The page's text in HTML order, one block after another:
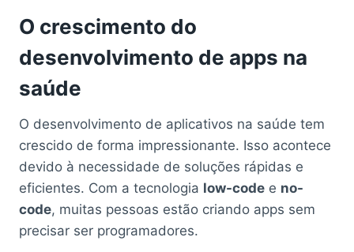
O crescimento do
desenvolvimento de apps na
saúde
O desenvolvimento de aplicativos na saúde tem
crescido de forma impressionante. Isso acontece
devido à necessidade de soluções rápidas e
eficientes. Com a tecnologia low-code e no-
code, muitas pessoas estão criando apps sem
precisar ser programadores.